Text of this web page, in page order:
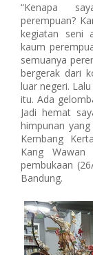
“Kenapa
perempuan?
kegiatan seni
kaum
semuanya
bergerak dari
luar negeri.
itu. Ada
Jadi hemat
himpunan
Kembang
Kang Wawan
pembukaan
Bandung.